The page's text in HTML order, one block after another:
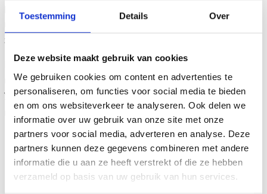
Toestemming Details Over
Deze website maakt gebruik van cookies
We gebruiken cookies om content en advertenties te
personaliseren, om functies voor social media te bieden
en om ons websiteverkeer te analyseren. Ook delen we
informatie over uw gebruik van onze site met onze
partners voor social media, adverteren en analyse. Deze
partners kunnen deze gegevens combineren met andere
informatie die u aan ze heeft verstrekt of die ze hebben
verzameld op basis van uw gebruik van hun services.
гладкими, сладкими и стабильными, обеспечив при
этом безопасность молодых потребителей.
Нужна помощь в приготовлении слайси без
глицерина?
У нас есть ингредиенты и знания. Наша команда
всегда готова предоставить Вам и то, и другое!